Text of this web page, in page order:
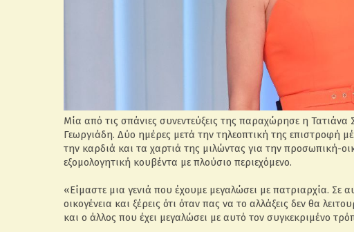
Μία από τις σπάνιες συνεντεύξεις της παραχώρησε η
Γεωργιάδη. Δύο ημέρες μετά την τηλεοπτική της επιστροφή
την καρδιά και τα χαρτιά της μιλώντας για την προσωπική-
εξομολογητική κουβέντα με πλούσιο περιεχόμενο.
«Είμαστε μια γενιά που έχουμε μεγαλώσει με πατριαρχία. Σε
οικογένεια και ξέρεις ότι όταν πας να το αλλάξεις δεν θα
και ο άλλος που έχει μεγαλώσει με αυτό τον συγκεκριμένο